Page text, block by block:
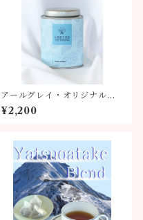
アールグレイ・オリジナルブ
レンド90g缶
¥2,200